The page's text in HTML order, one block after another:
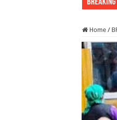
Breaking
Home /